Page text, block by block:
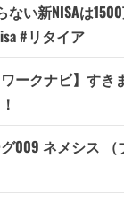
ない新NISAは
#リタイア
ワークナビ】す
009 ネメシス （